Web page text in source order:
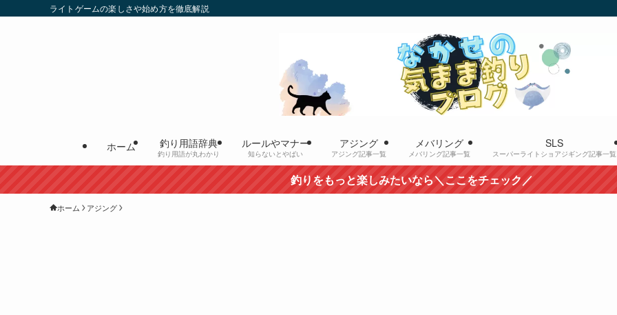
ライトゲームの楽しさや始め方を徹底解説
ホーム 釣り用語辞典
釣り用語が丸わかり
ルールやマナー
知らないとやばい
アジング
アジング記事一覧
メバリング
メバリング記事一覧
SLS
スーパーライトショアジギング記事一覧
釣りをもっと楽しみたいなら＼ここをチェック／
ホーム アジング